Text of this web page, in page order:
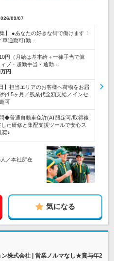
09/07
】 ●あなたの好きな街で働けます！
車通勤可(勤…
円（月給は基本給＋一律手当で算
ブ・超勤手当・通勤…
円
】担当エリアのお客様へ荷物をお届
4.5ヶ月／残業代全額支給／インセ
可
◆普通自動車免許(AT限定可/取得後
た研修と集配支援ツールで安心ス
奨♪
／本社所在
気になる
株式会社 | 営業ノルマなし★賞与年2